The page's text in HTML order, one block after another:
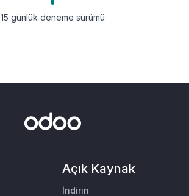
15 günlük deneme sürümü
Açık Kaynak
İndirin